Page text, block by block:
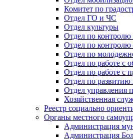
Комитет по
Отдел ГО и ЧС
Отдел культуры
Отдел по
Отдел по контролю
Отдел по
Отдел по работе с
Отдел по работе с
Отдел по развитию
Отдел управления
Хозяйственная
Реестр социально
Органы местного
Администрация
Администрация